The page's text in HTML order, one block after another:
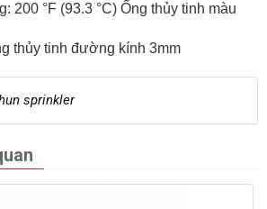
200 °F (93.3 °C) Ống thủy tinh màu
thủy tinh đường kính 3mm
sprinkler